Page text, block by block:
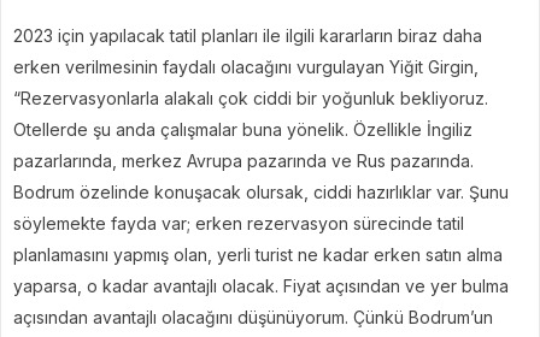
2023 için yapılacak tatil planları ile ilgili kararların biraz daha
erken verilmesinin faydalı olacağını vurgulayan Yiğit Girgin,
“Rezervasyonlarla alakalı çok ciddi bir yoğunluk bekliyoruz.
Otellerde şu anda çalışmalar buna yönelik. Özellikle İngiliz
pazarlarında, merkez Avrupa pazarında ve Rus pazarında.
Bodrum özelinde konuşacak olursak, ciddi hazırlıklar var. Şunu
söylemekte fayda var; erken rezervasyon sürecinde tatil
planlamasını yapmış olan, yerli turist ne kadar erken satın alma
yaparsa, o kadar avantajlı olacak. Fiyat açısından ve yer bulma
açısından avantajlı olacağını düşünüyorum. Çünkü Bodrum’un